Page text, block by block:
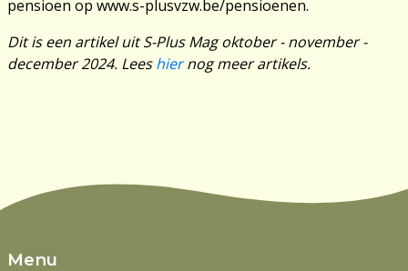
pensioen op www.s-plusvzw.be/pensioenen.
Dit is een artikel uit S-Plus Mag oktober - november -
december 2024. Leeshiernog meer artikels.
Menu